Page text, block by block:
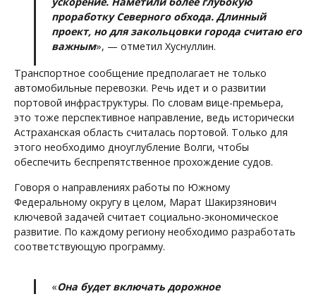
проработку Северного обхода. Длинный
проект, но для закольцовки города считаю его
важным», — отметил Хуснуллин.
Транспортное сообщение предполагает не только
автомобильные перевозки. Речь идет и о развитии
портовой инфраструктуры. По словам вице-премьера,
это тоже перспективное направление, ведь исторически
Астраханская область считалась портовой. Только для
этого необходимо дноуглубление Волги, чтобы
обеспечить беспрепятственное прохождение судов.
Говоря о направлениях работы по Южному
Федеральному округу в целом, Марат Шакирзянович
ключевой задачей считает социально-экономическое
развитие. По каждому региону необходимо разработать
соответствующую программу.
«Она будет включать дорожное